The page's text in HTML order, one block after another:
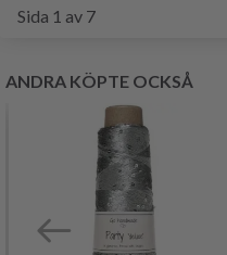
Sida 1 av 7
ANDRA KÖPTE OCKSÅ